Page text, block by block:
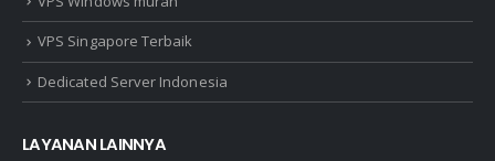
VPS Singapore Terbaik
Dedicated Server Indonesia
LAYANAN LAINNYA